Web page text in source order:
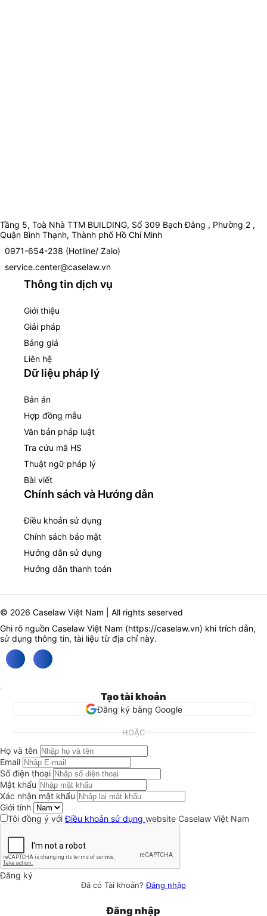
Tầng 5, Toà Nhà TTM BUILDING, Số 309 Bạch Đằng , Phường 2 ,
Quận Bình Thạnh, Thành phố Hồ Chí Minh
0971-654-238 (Hotline/ Zalo)
service.center@caselaw.vn
Thông tin dịch vụ
Giới thiệu
Giải pháp
Bảng giá
Liên hệ
Dữ liệu pháp lý
Bản án
Hợp đồng mẫu
Văn bản pháp luật
Tra cứu mã HS
Thuật ngữ pháp lý
Bài viết
Chính sách và Hướng dẫn
Điều khoản sử dụng
Chính sách bảo mật
Hướng dẫn sử dụng
Hướng dẫn thanh toán
© 2026 Caselaw Việt Nam | All rights seserved
Ghi rõ nguồn Caselaw Việt Nam (https://caselaw.vn) khi trích dẫn,
sử dụng thông tin, tài liệu từ địa chỉ này.
Tạo tài khoản
Đăng ký bằng Google
HOẶC
Họ và tên
Email
Số điện thoại
Mật khẩu
Xác nhận mật khẩu
Giới tính
Tôi đồng ý vớiĐiều khoản sử dụng website Caselaw Việt Nam
Đăng ký
Đã có Tài khoản?Đăng nhập
Đăng nhập